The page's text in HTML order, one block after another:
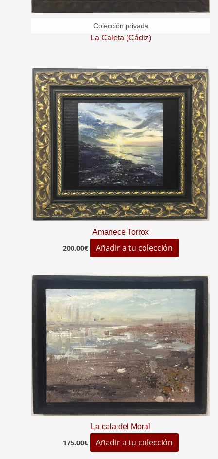
La Caleta (Cádiz)
Amanece Torrox
200.00€ Añadir a tu colección
La cala del Moral
175.00€ Añadir a tu colección